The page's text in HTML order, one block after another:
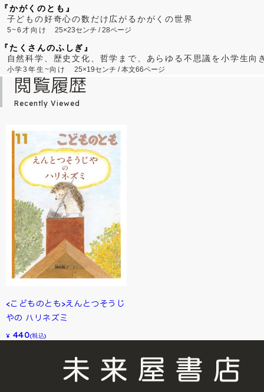
『かがくのとも』
子どもの好奇心の数だけ広がるかがくの世界
5~6才向け25×23センチ / 28ページ
『たくさんのふしぎ』
自然科学、歴史文化、哲学まで、あらゆる不思議を小学生向
小学3年生~向け 25×19センチ / 本文66ページ
閲覧履歴
Recently Viewed
<こどものとも>えんとつそうじ
やの ハリネズミ
¥ 440(税込)